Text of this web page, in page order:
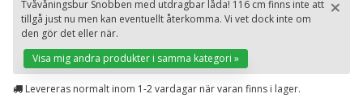
×
Tvåvåningsbur Snobben med utdragbar låda! 116 cm finns inte att
tillgå just nu men kan eventuellt återkomma. Vi vet dock inte om
den gör det eller när.
Visa mig andra produkter i samma kategori »
Levereras normalt inom 1-2 vardagar när varan finns i lager.